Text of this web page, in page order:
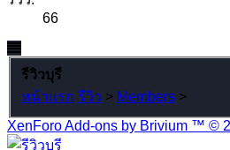
66
รีวิวบุรี
หน้าแรก รีวิว > Members >
XenForo Add-ons by Brivium ™ ©